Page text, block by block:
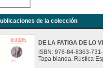
de la colección
DE LA FATIGA DE LO
ISBN: 978-84-8363-
Tapa blanda. Rústica